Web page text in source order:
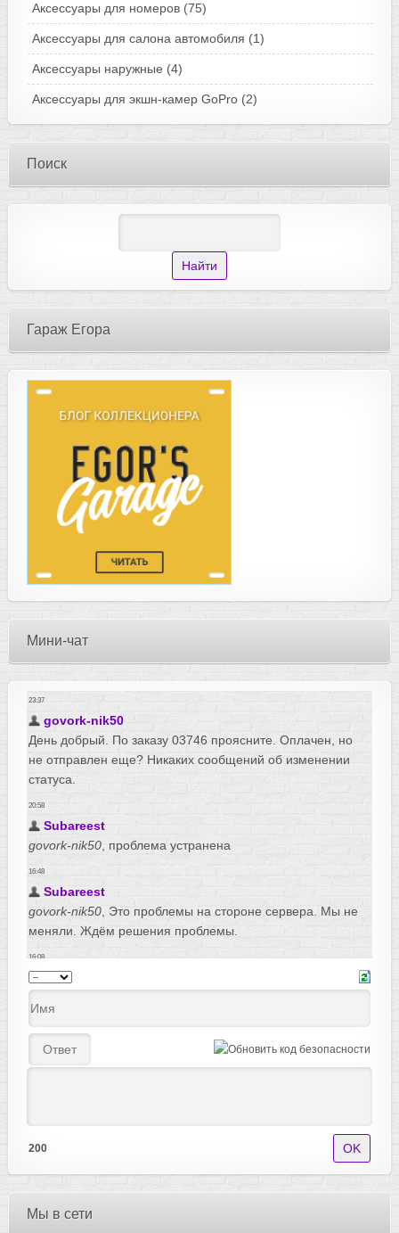
Аксессуары для номеров (75)
Аксессуары для салона автомобиля (1)
Аксессуары наружные (4)
Аксессуары для экшн-камер GoPro (2)
Поиск
Гараж Егора
Мини-чат
200
Мы в сети